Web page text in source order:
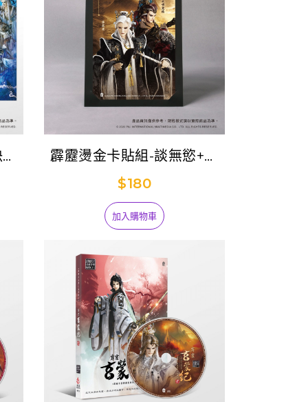
霹靂燙金卡貼組-談無慾+長
恨無疆
$180
加入購物車